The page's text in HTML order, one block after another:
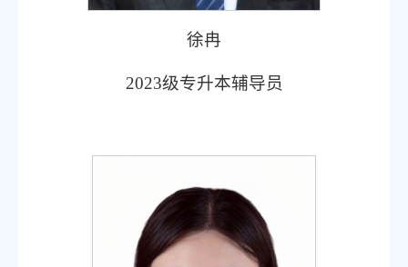
徐冉
2023级专升本辅导员